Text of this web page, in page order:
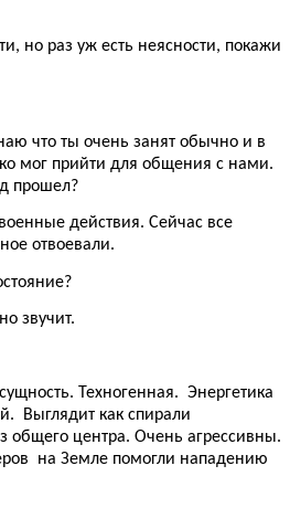
но раз уж есть неясности, покажи
что ты очень занят обычно и в
мог прийти для общения с нами.
прошел?
действия. Сейчас все
отвоевали.
звучит.
Техногенная. Энергетика
Выглядит как спирали
центра. Очень агрессивны.
на Земле помогли нападению